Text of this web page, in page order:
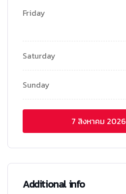
Friday
Saturday
Sunday
7 สิงหาคม 2026
Additional info